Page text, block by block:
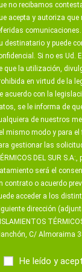
no recibamos
acepta y autoriza
destinatario y puede
Si no es Ud.
que la utilización,
en virtud de la
acuerdo con la
se le informa de
de nuestros
mismo modo y para el
gestionar las
DEL SUR
será el
contrato o acuerdo
acceder a los
dirección
C/ Almoraima
He leído y